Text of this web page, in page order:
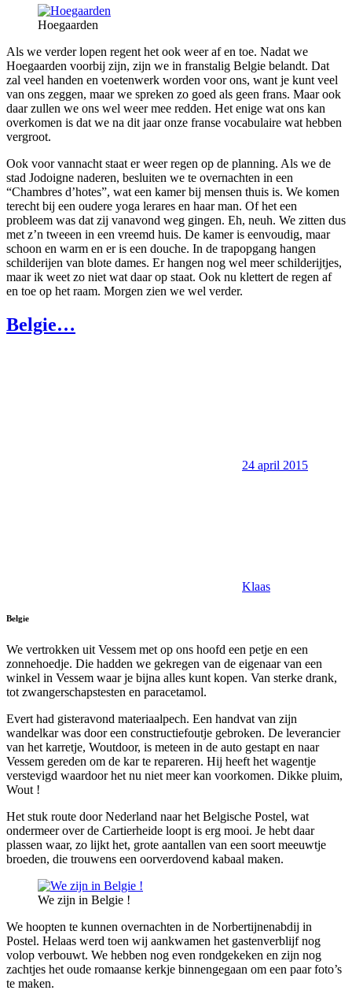
Hoegaarden
Als we verder lopen regent het ook weer af en toe. Nadat we
Hoegaarden voorbij zijn, zijn we in franstalig Belgie belandt. Dat
zal veel handen en voetenwerk worden voor ons, want je kunt veel
van ons zeggen, maar we spreken zo goed als geen frans. Maar ook
daar zullen we ons wel weer mee redden. Het enige wat ons kan
overkomen is dat we na dit jaar onze franse vocabulaire wat hebben
vergroot.
Ook voor vannacht staat er weer regen op de planning. Als we de
stad Jodoigne naderen, besluiten we te overnachten in een
“Chambres d’hotes”, wat een kamer bij mensen thuis is. We komen
terecht bij een oudere yoga lerares en haar man. Of het een
probleem was dat zij vanavond weg gingen. Eh, neuh. We zitten dus
met z’n tweeen in een vreemd huis. De kamer is eenvoudig, maar
schoon en warm en er is een douche. In de trapopgang hangen
schilderijen van blote dames. Er hangen nog wel meer schilderijtjes,
maar ik weet zo niet wat daar op staat. Ook nu klettert de regen af
en toe op het raam. Morgen zien we wel verder.
Belgie…
24 april 2015
Klaas
Belgie
We vertrokken uit Vessem met op ons hoofd een petje en een
zonnehoedje. Die hadden we gekregen van de eigenaar van een
winkel in Vessem waar je bijna alles kunt kopen. Van sterke drank,
tot zwangerschapstesten en paracetamol.
Evert had gisteravond materiaalpech. Een handvat van zijn
wandelkar was door een constructiefoutje gebroken. De leverancier
van het karretje, Woutdoor, is meteen in de auto gestapt en naar
Vessem gereden om de kar te repareren. Hij heeft het wagentje
verstevigd waardoor het nu niet meer kan voorkomen. Dikke pluim,
Wout !
Het stuk route door Nederland naar het Belgische Postel, wat
ondermeer over de Cartierheide loopt is erg mooi. Je hebt daar
plassen waar, zo lijkt het, grote aantallen van een soort meeuwtje
broeden, die trouwens een oorverdovend kabaal maken.
We zijn in Belgie !
We hoopten te kunnen overnachten in de Norbertijnenabdij in
Postel. Helaas werd toen wij aankwamen het gastenverblijf nog
volop verbouwt. We hebben nog even rondgekeken en zijn nog
zachtjes het oude romaanse kerkje binnengegaan om een paar foto’s
te maken.